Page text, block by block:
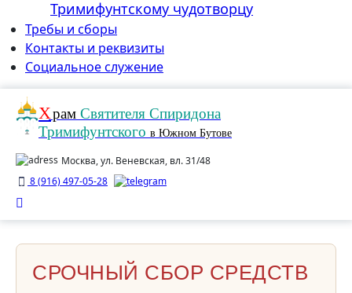
Тримифунтскому чудотворцу
Требы и сборы
Контакты и реквизиты
Социальное служение
Храм Святителя Спиридона
Тримифунтского в Южном Бутове
Москва, ул. Веневская, вл. 31/48
8 (916) 497-05-28
СРОЧНЫЙ СБОР СРЕДСТВ